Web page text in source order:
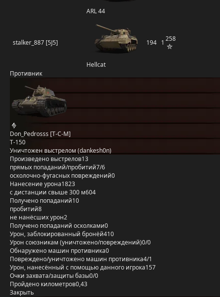
ARL 44
stalker_887 [5J5]
Hellcat
194 1 258
Противник
Don_Pedrosss [T-C-M]
Т-150
Уничтожен выстрелом (dankesh0n)
Произведено выстрелов13
прямых попаданий/пробитий7/6
осколочно-фугасных повреждений0
Нанесение урона1823
с дистанции свыше 300 м604
Получено попаданий10
пробитий8
не нанёсших урон2
Получено попаданий осколками0
Урон, заблокированный бронёй410
Урон союзникам (уничтожено/повреждений)0/0
Обнаружено машин противника0
Повреждено/уничтожено машин противника4/1
Урон, нанесённый с помощью данного игрока157
Очки захвата/защиты базы0/0
Пройдено километров0,43
Закрыть